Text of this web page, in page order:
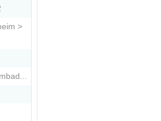
>